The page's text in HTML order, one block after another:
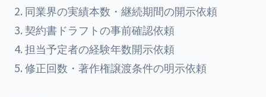
同業界の実績本数・継続期間の開示依頼
契約書ドラフトの事前確認依頼
担当予定者の経験年数開示依頼
修正回数・著作権譲渡条件の明示依頼